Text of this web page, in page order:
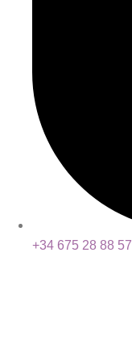
+34 675 28 88 57